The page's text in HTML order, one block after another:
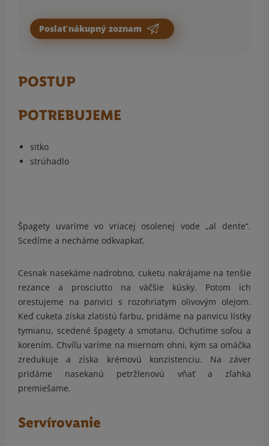
Poslať nákupný zoznam
POSTUP
POTREBUJEME
sitko
strúhadlo
Špagety uvaríme vo vriacej osolenej vode „al dente“.
Scedíme a necháme odkvapkať.
Cesnak nasekáme nadrobno, cuketu nakrájame na tenšie
rezance a prosciutto na väčšie kúsky. Potom ich
orestujeme na panvici s rozohriatym olivovým olejom.
Keď cuketa získa zlatistú farbu, pridáme na panvicu lístky
tymianu, scedené špagety a smotanu. Ochutíme soľou a
korením. Chvíľu varíme na miernom ohni, kým sa omáčka
zredukuje a získa krémovú konzistenciu. Na záver
pridáme nasekanú petržlenovú vňať a zľahka
premiešame.
Servírovanie